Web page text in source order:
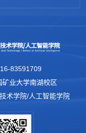
83591709
业大学南湖校区
术学院/人工智能学院